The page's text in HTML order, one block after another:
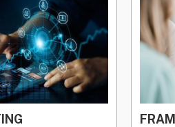
DIGITAL
ENGELSKA